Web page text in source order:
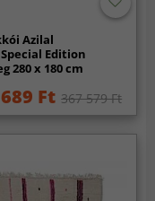
Azilal
Edition
280 x 180 cm
Ft 367 579 Ft